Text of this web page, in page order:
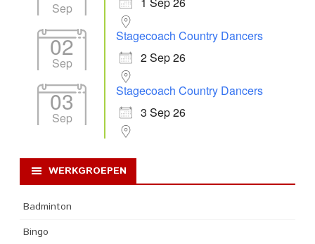
Sep
02
Sep
Stagecoach Country Dancers
2 Sep 26
03
Sep
Stagecoach Country Dancers
3 Sep 26
WERKGROEPEN
Badminton
Bingo